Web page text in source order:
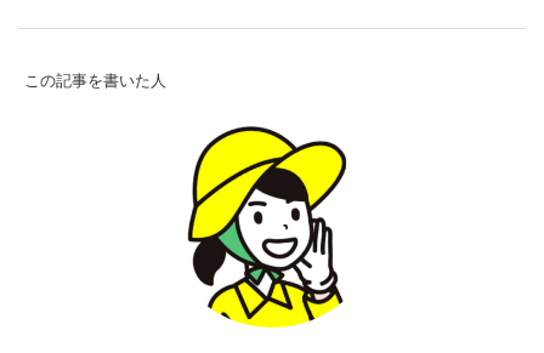
この記事を書いた人